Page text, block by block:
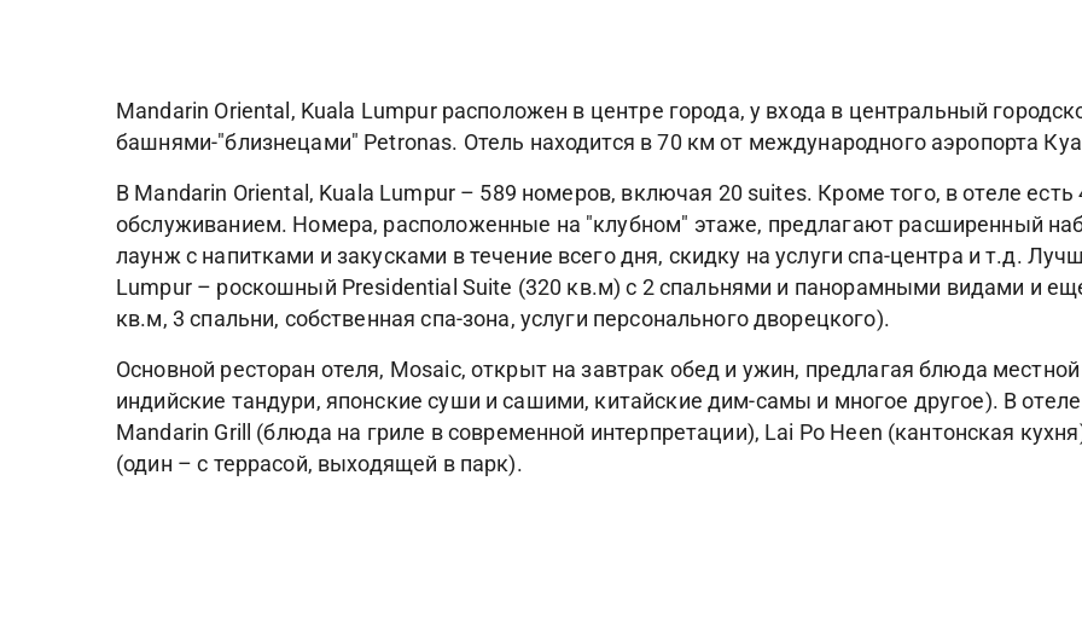
Mandarin Oriental, Kuala Lumpur расположен в центре города, у входа в центральный
башнями-"близнецами" Petronas. Отель находится в 70 км от международного аэропорта
В Mandarin Oriental, Kuala Lumpur – 589 номеров, включая 20 suites. Кроме того, в отеле есть
обслуживанием. Номера, расположенные на "клубном" этаже, предлагают расширенный
лаунж с напитками и закусками в течение всего дня, скидку на услуги спа-центра и т.д.
Lumpur – роскошный Presidential Suite (320 кв.м) с 2 спальнями и панорамными видами и
кв.м, 3 спальни, собственная спа-зона, услуги персонального дворецкого).
Основной ресторан отеля, Mosaic, открыт на завтрак обед и ужин, предлагая блюда
индийские тандури, японские суши и сашими, китайские дим-самы и многое другое). В
Mandarin Grill (блюда на гриле в современной интерпретации), Lai Po Heen (кантонская
(один – с террасой, выходящей в парк).